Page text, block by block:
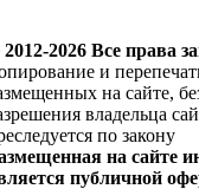
2026 Все права
и
на сайте,
владельца
по закону
на сайте
публичной